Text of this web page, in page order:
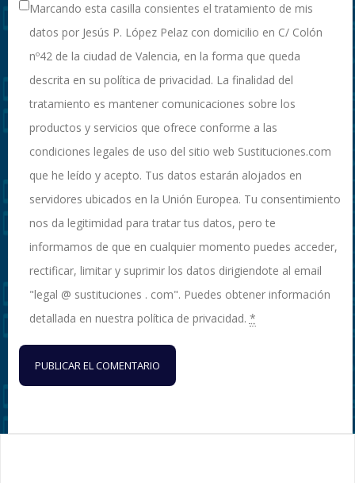
Marcando esta casilla consientes el tratamiento de mis
datos por Jesús P. López Pelaz con domicilio en C/ Colón
nº42 de la ciudad de Valencia, en la forma que queda
descrita en su política de privacidad. La finalidad del
tratamiento es mantener comunicaciones sobre los
productos y servicios que ofrece conforme a las
condiciones legales de uso del sitio web Sustituciones.com
que he leído y acepto. Tus datos estarán alojados en
servidores ubicados en la Unión Europea. Tu consentimiento
nos da legitimidad para tratar tus datos, pero te
informamos de que en cualquier momento puedes acceder,
rectificar, limitar y suprimir los datos dirigiendote al email
"legal @ sustituciones . com". Puedes obtener información
detallada en nuestra política de privacidad. *